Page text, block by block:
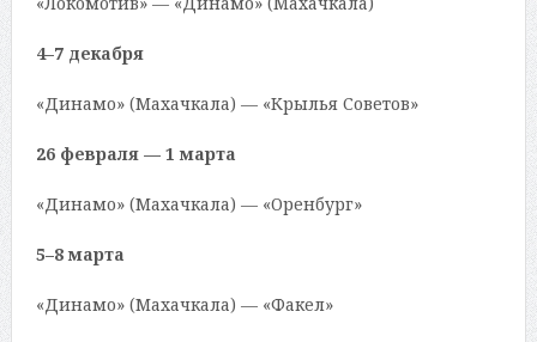
4–7 декабря
«Динамо» (Махачкала) — «Крылья Советов»
26 февраля — 1 марта
«Динамо» (Махачкала) — «Оренбург»
5–8 марта
«Динамо» (Махачкала) — «Факел»